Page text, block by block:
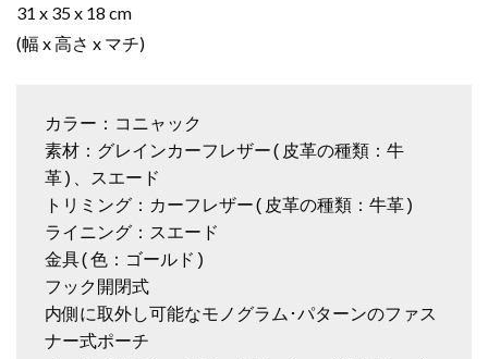
31 x 35 x 18 cm
(幅 x 高さ x マチ)
カラー：コニャック
素材：グレインカーフレザー(皮革の種類：牛
革)、スエード
トリミング：カーフレザー(皮革の種類：牛革)
ライニング：スエード
金具(色：ゴールド)
フック開閉式
内側に取外し可能なモノグラム･パターンのファス
ナー式ポーチ